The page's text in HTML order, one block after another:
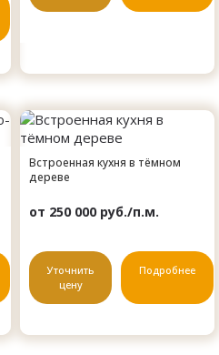
Встроенная кухня в тёмном
дереве
от 250 000 руб./п.м.
Уточнить
цену
Подробнее